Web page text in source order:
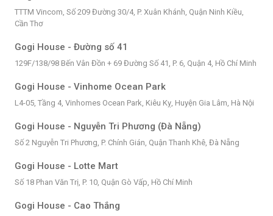
TTTM Vincom, Số 209 Đường 30/4, P. Xuân Khánh, Quận Ninh Kiều,
Cần Thơ
Gogi House - Đường số 41
129F/138/98 Bến Vân Đồn + 69 Đường Số 41, P. 6, Quận 4, Hồ Chí Minh
Gogi House - Vinhome Ocean Park
L4-05, Tầng 4, Vinhomes Ocean Park, Kiêu Kỵ, Huyện Gia Lâm, Hà Nội
Gogi House - Nguyễn Tri Phương (Đà Nẵng)
Số 2 Nguyễn Tri Phương, P. Chính Gián, Quận Thanh Khê, Đà Nẵng
Gogi House - Lotte Mart
Số 18 Phan Văn Trị, P. 10, Quận Gò Vấp, Hồ Chí Minh
Gogi House - Cao Thắng